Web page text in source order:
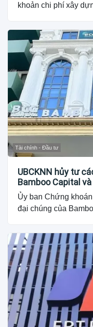
khoản chi phí xây
Tài chính - Đầu tư
UBCKNN hủy tư
Bamboo Capital và
Ủy ban Chứng
đại chúng của